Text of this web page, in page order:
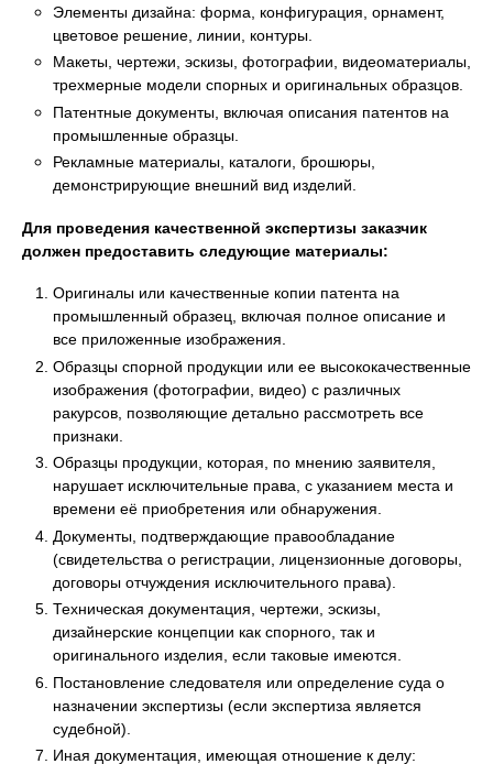
Элементы дизайна: форма, конфигурация, орнамент,
цветовое решение, линии, контуры.
Макеты, чертежи, эскизы, фотографии, видеоматериалы,
трехмерные модели спорных и оригинальных образцов.
Патентные документы, включая описания патентов на
промышленные образцы.
Рекламные материалы, каталоги, брошюры,
демонстрирующие внешний вид изделий.
Для проведения качественной экспертизы заказчик
должен предоставить следующие материалы:
Оригиналы или качественные копии патента на
промышленный образец, включая полное описание и
все приложенные изображения.
Образцы спорной продукции или ее высококачественные
изображения (фотографии, видео) с различных
ракурсов, позволяющие детально рассмотреть все
признаки.
Образцы продукции, которая, по мнению заявителя,
нарушает исключительные права, с указанием места и
времени её приобретения или обнаружения.
Документы, подтверждающие правообладание
(свидетельства о регистрации, лицензионные договоры,
договоры отчуждения исключительного права).
Техническая документация, чертежи, эскизы,
дизайнерские концепции как спорного, так и
оригинального изделия, если таковые имеются.
Постановление следователя или определение суда о
назначении экспертизы (если экспертиза является
судебной).
Иная документация, имеющая отношение к делу: